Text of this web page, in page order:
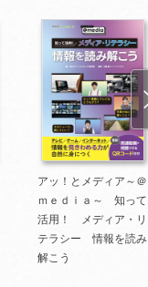
アッ！とメディア～＠
ｍｅｄｉａ～ 知って
活用！ メディア・リ
テラシー 情報を読み
解こう